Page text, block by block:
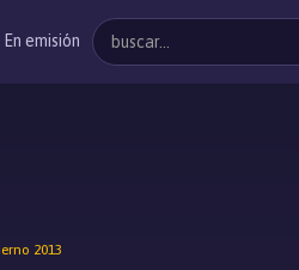
En emisión
2013